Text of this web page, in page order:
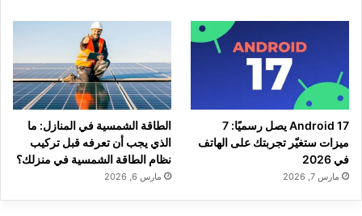
Android 17 يصل رسميًا: 7
ميزات ستغيّر تجربتك على الهاتف
في 2026
مارس 7, 2026
الطاقة الشمسية في المنازل: ما
الذي يجب أن تعرفه قبل تركيب
نظام الطاقة الشمسية في منزلك؟
مارس 6, 2026